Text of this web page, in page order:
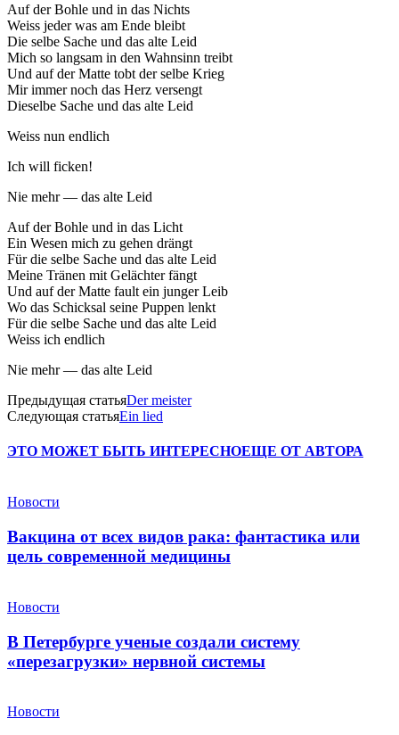
Auf der Bohle und in das Nichts
Weiss jeder was am Ende bleibt
Die selbe Sache und das alte Leid
Mich so langsam in den Wahnsinn treibt
Und auf der Matte tobt der selbe Krieg
Mir immer noch das Herz versengt
Dieselbe Sache und das alte Leid
Weiss nun endlich
Ich will ficken!
Nie mehr — das alte Leid
Auf der Bohle und in das Licht
Ein Wesen mich zu gehen drängt
Für die selbe Sache und das alte Leid
Meine Tränen mit Gelächter fängt
Und auf der Matte fault ein junger Leib
Wo das Schicksal seine Puppen lenkt
Für die selbe Sache und das alte Leid
Weiss ich endlich
Nie mehr — das alte Leid
Предыдущая статьяDer meister
Следующая статьяEin lied
ЭТО МОЖЕТ БЫТЬ ИНТЕРЕСНОЕЩЕ ОТ АВТОРА
Новости
Вакцина от всех видов рака: фантастика или
цель современной медицины
Новости
В Петербурге ученые создали систему
«перезагрузки» нервной системы
Новости